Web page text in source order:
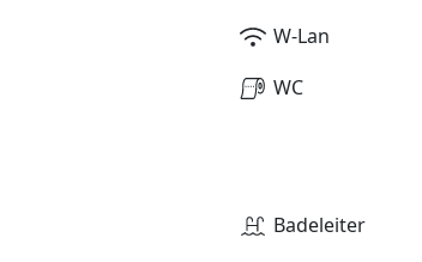
W-Lan
WC
Badeleiter